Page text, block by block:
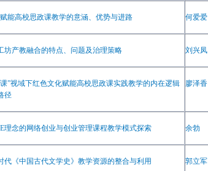
能高校思政课教学的意涵、优势与进路 何爱爱
坊产教融合的特点、问题及治理策略 刘兴凤
”视域下红色文化赋能高校思政课实践教学的内在逻辑
径
廖泽香
理念的网络创业与创业管理课程教学模式探索 余勃
代《中国古代文学史》教学资源的整合与利用 郭立军
：湖北省武汉市洪山区民族大道56号 邮编：430074